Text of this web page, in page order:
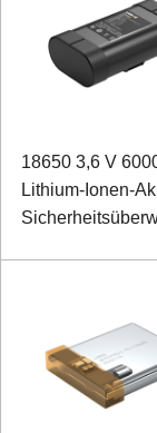
18650 3,6 V
Lithium-Ionen-